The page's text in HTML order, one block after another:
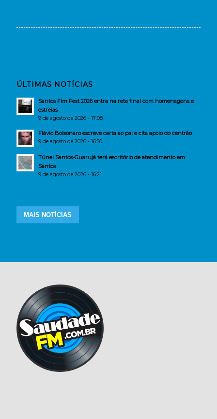
ÚLTIMAS NOTÍCIAS
Santos Fim Fest 2026 entra na reta final com homenagens e
estreias
9 de agosto de 2026 - 17:08
Flávio Bolsonaro escreve carta ao pai e cita apoio do centrão
9 de agosto de 2026 - 16:50
Túnel Santos-Guarujá terá escritório de atendimento em
Santos
9 de agosto de 2026 - 16:21
MAIS NOTÍCIAS